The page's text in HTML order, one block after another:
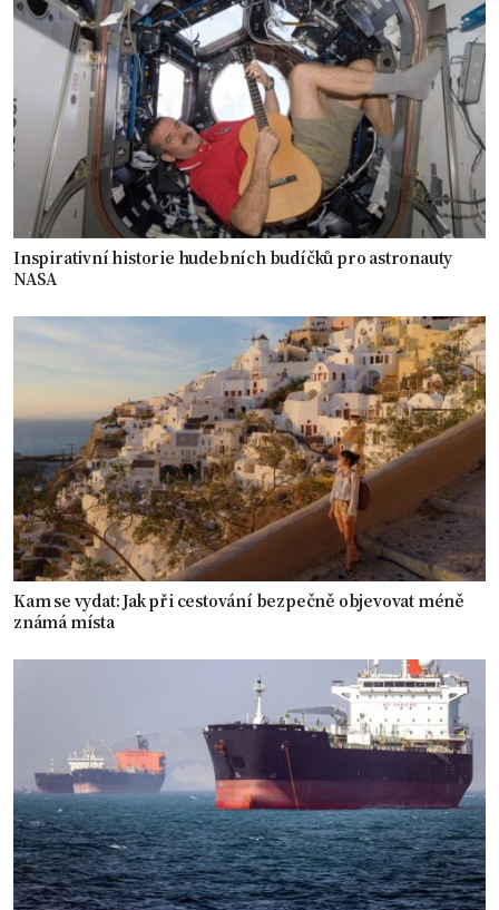
Inspirativní historie hudebních budíčků pro astronauty
NASA
Kam se vydat: Jak při cestování bezpečně objevovat méně
známá místa